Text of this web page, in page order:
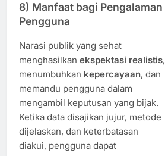
8) Manfaat bagi Pengalaman
Pengguna
Narasi publik yang sehat
menghasilkan ekspektasi realistis,
menumbuhkan kepercayaan, dan
memandu pengguna dalam
mengambil keputusan yang bijak.
Ketika data disajikan jujur, metode
dijelaskan, dan keterbatasan
diakui, pengguna dapat